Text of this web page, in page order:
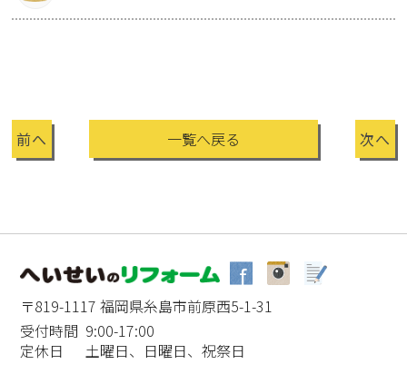
前へ 一覧へ戻る 次へ
〒819-1117 福岡県糸島市前原西5-1-31
受付時間 9:00-17:00
定休日 土曜日、日曜日、祝祭日